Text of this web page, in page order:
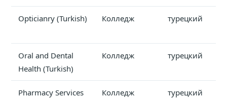
Opticianry (Turkish) Колледж турецкий
Oral and Dental
Health (Turkish)
Колледж турецкий
Pharmacy Services
Колледж турецкий